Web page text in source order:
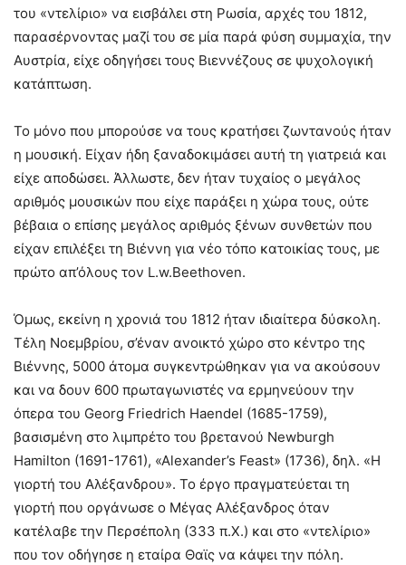
του «ντελίριο» να εισβάλει στη Ρωσία, αρχές του 1812,
παρασέρνοντας μαζί του σε μία παρά φύση συμμαχία, την
Αυστρία, είχε οδηγήσει τους Βιεννέζους σε ψυχολογική
κατάπτωση.
Το μόνο που μπορούσε να τους κρατήσει ζωντανούς ήταν
η μουσική. Είχαν ήδη ξαναδοκιμάσει αυτή τη γιατρειά και
είχε αποδώσει. Άλλωστε, δεν ήταν τυχαίος ο μεγάλος
αριθμός μουσικών που είχε παράξει η χώρα τους, ούτε
βέβαια ο επίσης μεγάλος αριθμός ξένων συνθετών που
είχαν επιλέξει τη Βιέννη για νέο τόπο κατοικίας τους, με
πρώτο απ’όλους τον L.w.Beethoven.
Όμως, εκείνη η χρονιά του 1812 ήταν ιδιαίτερα δύσκολη.
Τέλη Νοεμβρίου, σ’έναν ανοικτό χώρο στο κέντρο της
Βιέννης, 5000 άτομα συγκεντρώθηκαν για να ακούσουν
και να δουν 600 πρωταγωνιστές να ερμηνεύουν την
όπερα του Georg Friedrich Haendel (1685-1759),
βασισμένη στο λιμπρέτο του βρετανού Newburgh
Hamilton (1691-1761), «Alexander’s Feast» (1736), δηλ. «Η
γιορτή του Αλέξανδρου». Το έργο πραγματεύεται τη
γιορτή που οργάνωσε ο Μέγας Αλέξανδρος όταν
κατέλαβε την Περσέπολη (333 π.Χ.) και στο «ντελίριο»
που τον οδήγησε η εταίρα Θαϊς να κάψει την πόλη.